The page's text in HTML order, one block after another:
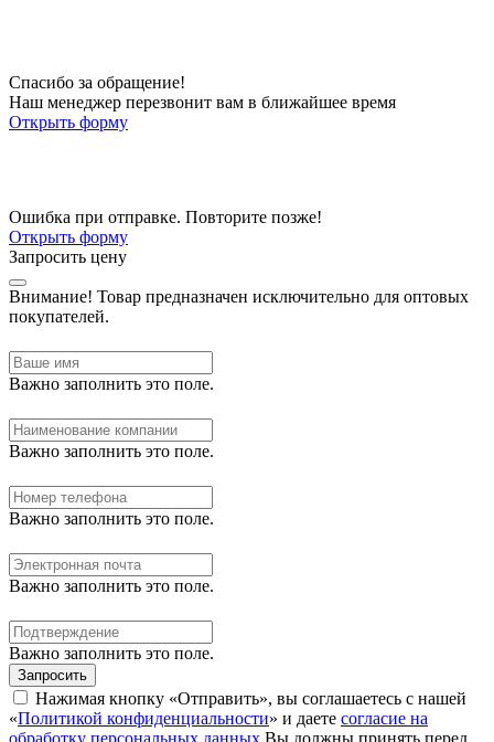
Спасибо за обращение!
Наш менеджер перезвонит вам в ближайшее время
Открыть форму
Ошибка при отправке. Повторите позже!
Открыть форму
Запросить цену
Внимание! Товар предназначен исключительно для оптовых
покупателей.
Важно заполнить это поле.
Важно заполнить это поле.
Важно заполнить это поле.
Важно заполнить это поле.
Важно заполнить это поле.
Запросить
Нажимая кнопку «Отправить», вы соглашаетесь с нашей
«Политикой конфиденциальности» и даете согласие на
обработку персональных данных Вы должны принять перед